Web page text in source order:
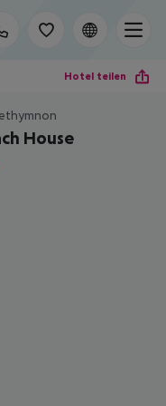
Hotel teilen
House